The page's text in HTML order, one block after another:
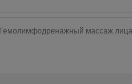
Гемолимфодренажный массаж